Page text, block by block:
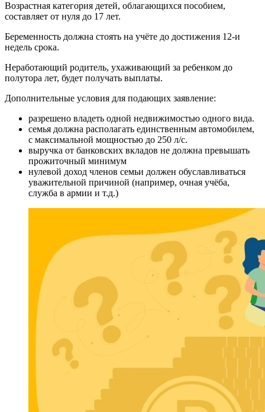
Возрастная категория детей, облагающихся пособием,
составляет от нуля до 17 лет.
Беременность должна стоять на учёте до достижения 12-и
недель срока.
Неработающий родитель, ухаживающий за ребенком до
полутора лет, будет получать выплаты.
Дополнительные условия для подающих заявление:
разрешено владеть одной недвижимостью одного вида.
семья должна располагать единственным автомобилем,
с максимальной мощностью до 250 л/с.
выручка от банковских вкладов не должна превышать
прожиточный минимум
нулевой доход членов семьи должен обуславливаться
уважительной причиной (например, очная учёба,
служба в армии и т.д.)